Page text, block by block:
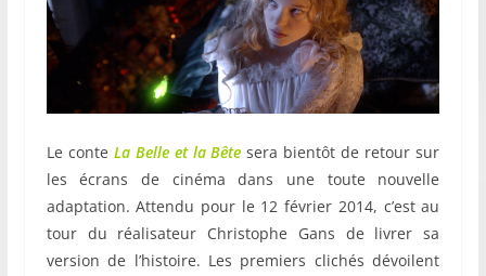
Le conte La Belle et la Bête sera bientôt de retour sur
les écrans de cinéma dans une toute nouvelle
adaptation. Attendu pour le 12 février 2014, c’est au
tour du réalisateur Christophe Gans de livrer sa
version de l’histoire. Les premiers clichés dévoilent